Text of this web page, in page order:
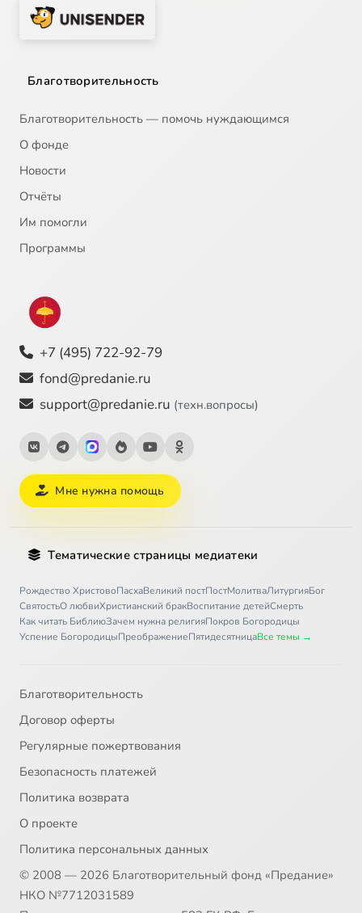
Благотворительность
Благотворительность — помочь нуждающимся
О фонде
Новости
Отчёты
Им помогли
Программы
+7 (495) 722-92-79
fond@predanie.ru
support@predanie.ru (техн.вопросы)
Мне нужна помощь
Тематические страницы медиатеки
Рождество ХристовоПасхаВеликий постПостМолитваЛитургияБог
СвятостьО любвиХристианский бракВоспитание детейСмерть
Как читать БиблиюЗачем нужна религияПокров Богородицы
Успение БогородицыПреображениеПятидесятницаВсе темы →
Благотворительность
Договор оферты
Регулярные пожертвования
Безопасность платежей
Политика возврата
О проекте
Политика персональных данных
© 2008 — 2026 Благотворительный фонд «Предание»
НКО №7712031589